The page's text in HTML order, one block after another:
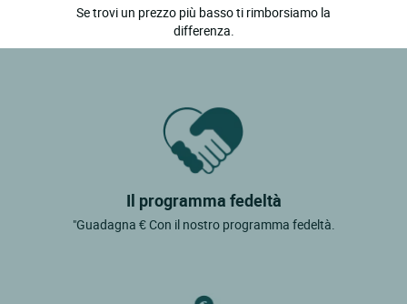
Se trovi un prezzo più basso ti rimborsiamo la
differenza.
Il programma fedeltà
"Guadagna € Con il nostro programma fedeltà.